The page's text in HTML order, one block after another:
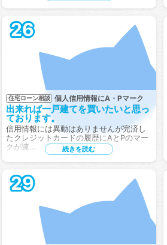
26
住宅ローン相談 個人信用情報にA・Pマーク
出来れば一戸建てを買いたいと思っ
ております。
信用情報には異動はありませんが完済し
たクレジットカードの履歴にAとPのマー
クが連…
続きを読む
29